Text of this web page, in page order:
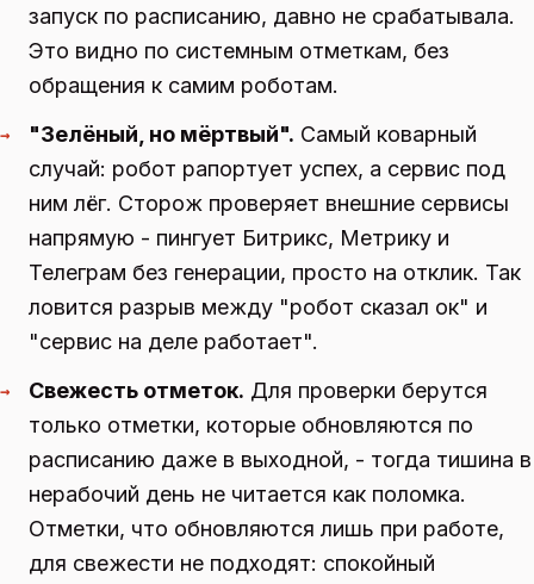
запуск по расписанию, давно не срабатывала.
Это видно по системным отметкам, без
обращения к самим роботам.
→ "Зелёный, но мёртвый". Самый коварный
случай: робот рапортует успех, а сервис под
ним лёг. Сторож проверяет внешние сервисы
напрямую - пингует Битрикс, Метрику и
Телеграм без генерации, просто на отклик. Так
ловится разрыв между "робот сказал ок" и
"сервис на деле работает".
→ Свежесть отметок. Для проверки берутся
только отметки, которые обновляются по
расписанию даже в выходной, - тогда тишина в
нерабочий день не читается как поломка.
Отметки, что обновляются лишь при работе,
для свежести не подходят: спокойный